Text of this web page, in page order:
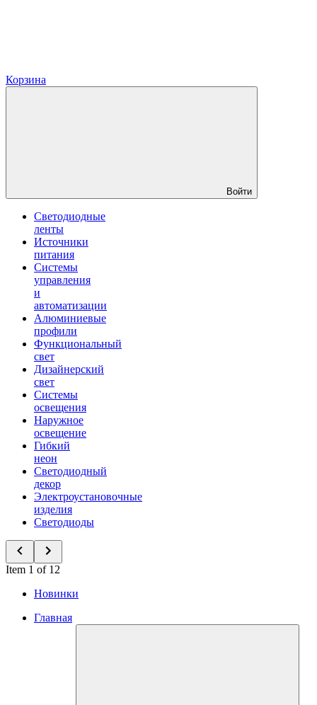
Корзина
Войти
Светодиодные
ленты
Источники
питания
Системы
управления
и
автоматизации
Алюминиевые
профили
Функциональный
свет
Дизайнерский
свет
Системы
освещения
Наружное
освещение
Гибкий
неон
Светодиодный
декор
Электроустановочные
изделия
Светодиоды
Item 1 of 12
Новинки
Главная